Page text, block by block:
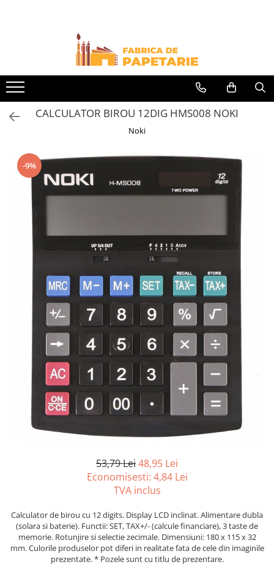
Toate Produsele
Hartie si articole din hartie
Hartie pentru copiator si cartoane
Hartie color pentru copiator
Papetarie personalizata
Notes adeziv si index adeziv
Bloc Notes-uri brosate
Bloc Notes-uri spiralizate
Etichete
Plicuri personalizate
Tipizate
Tipizate autocopiative
Tipizate autocopiative
personalizate
Tipizate offset
Tipizate offset personalizate
Rezerva cub notes
Indigo si hartie carbon
Caiete pentru birou
Produse si rechizite scolare
Caiete si produse din hartie
Caiete A5
Caiete A4
Caiete si blocuri pentru desen
Caiete incepatori Tip I, II, III
CALCULATOR BIROU 12DIG HMS008 NOKI
Noki
-9%
53,79 Lei48,95 Lei
Economisesti: 4,84 Lei
TVA inclus
Calculator de birou cu 12 digits. Display LCD inclinat. Alimentare dubla
(solara si baterie). Functii: SET, TAX+/- (calcule financiare), 3 taste de
memorie. Rotunjire si selectie zecimale. Dimensiuni: 180 x 115 x 32
mm. Culorile produselor pot diferi in realitate fata de cele din imaginile
prezentate. * Pozele sunt cu titlu de prezentare.